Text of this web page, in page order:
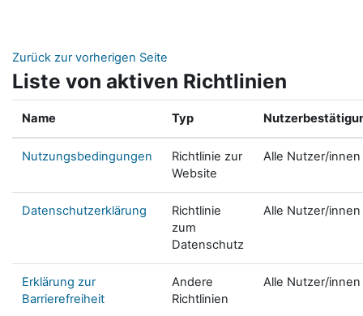
Zurück zur vorherigen Seite
Liste von aktiven Richtlinien
Name Typ
Nutzungsbedingungen
Richtlinie zur
Website
Alle Nutzer/innen
Datenschutzerklärung
Richtlinie
zum
Datenschutz
Alle Nutzer/innen
Erklärung zur
Barrierefreiheit
Andere
Richtlinien
Alle Nutzer/innen